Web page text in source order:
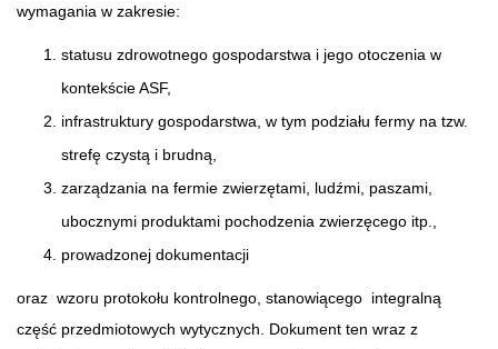
wymagania w zakresie:
statusu zdrowotnego gospodarstwa i jego otoczenia w
kontekście ASF,
infrastruktury gospodarstwa, w tym podziału fermy na tzw.
strefę czystą i brudną,
zarządzania na fermie zwierzętami, ludźmi, paszami,
ubocznymi produktami pochodzenia zwierzęcego itp.,
prowadzonej dokumentacji
oraz wzoru protokołu kontrolnego, stanowiącego integralną
część przedmiotowych wytycznych. Dokument ten wraz z